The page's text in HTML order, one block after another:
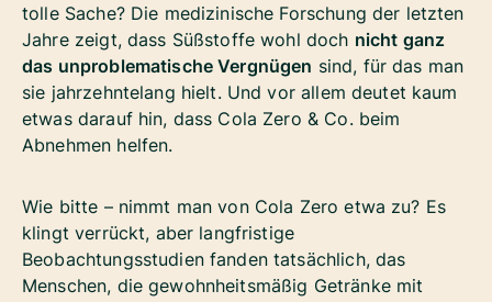
tolle Sache? Die medizinische Forschung der letzten
Jahre zeigt, dass Süßstoffe wohl doch nicht ganz
das unproblematische Vergnügen sind, für das man
sie jahrzehntelang hielt. Und vor allem deutet kaum
etwas darauf hin, dass Cola Zero & Co. beim
Abnehmen helfen.
Wie bitte – nimmt man von Cola Zero etwa zu? Es
klingt verrückt, aber langfristige
Beobachtungsstudien fanden tatsächlich, das
Menschen, die gewohnheitsmäßig Getränke mit